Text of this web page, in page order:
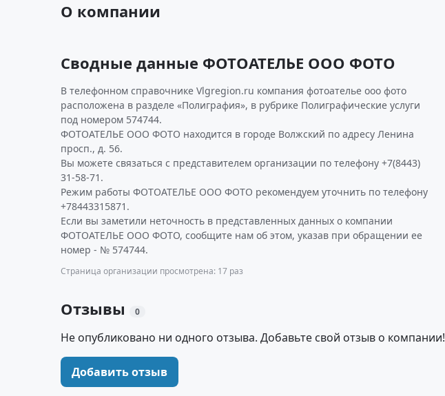
О компании
Сводные данные ФОТОАТЕЛЬЕ ООО ФОТО
В телефонном справочнике Vlgregion.ru компания фотоателье ооо фото
расположена в разделе «Полиграфия», в рубрике Полиграфические услуги
под номером 574744.
ФОТОАТЕЛЬЕ ООО ФОТО находится в городе Волжский по адресу Ленина
просп., д. 56.
Вы можете связаться с представителем организации по телефону +7(8443)
31-58-71.
Режим работы ФОТОАТЕЛЬЕ ООО ФОТО рекомендуем уточнить по телефону
+78443315871.
Если вы заметили неточность в представленных данных о компании
ФОТОАТЕЛЬЕ ООО ФОТО, сообщите нам об этом, указав при обращении ее
номер - № 574744.
Страница организации просмотрена: 17 раз
Отзывы 0
Не опубликовано ни одного отзыва. Добавьте свой отзыв о компании!
Добавить отзыв